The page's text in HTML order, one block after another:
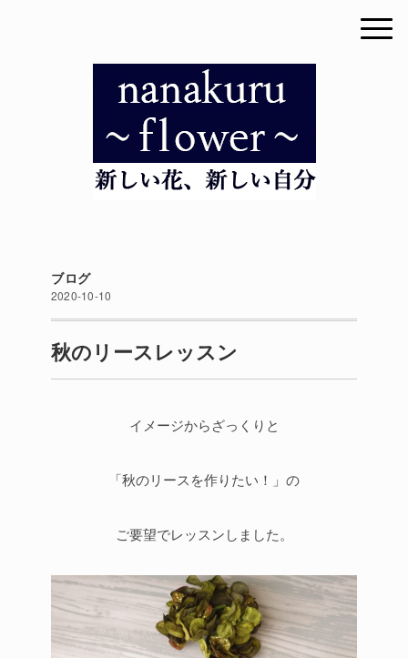
ブログ
2020-10-10
秋のリースレッスン
イメージからざっくりと
「秋のリースを作りたい！」の
ご要望でレッスンしました。